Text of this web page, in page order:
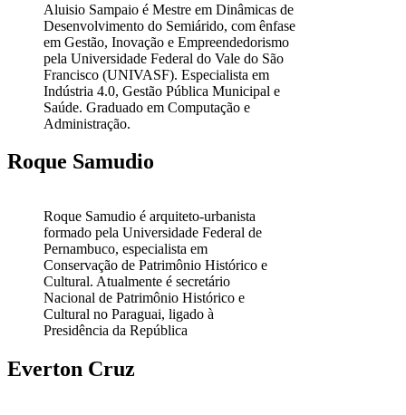
Aluisio Sampaio é Mestre em Dinâmicas de
Desenvolvimento do Semiárido, com ênfase
em Gestão, Inovação e Empreendedorismo
pela Universidade Federal do Vale do São
Francisco (UNIVASF). Especialista em
Indústria 4.0, Gestão Pública Municipal e
Saúde. Graduado em Computação e
Administração.
Roque Samudio
Roque Samudio é arquiteto-urbanista
formado pela Universidade Federal de
Pernambuco, especialista em
Conservação de Patrimônio Histórico e
Cultural. Atualmente é secretário
Nacional de Patrimônio Histórico e
Cultural no Paraguai, ligado à
Presidência da República
Everton Cruz